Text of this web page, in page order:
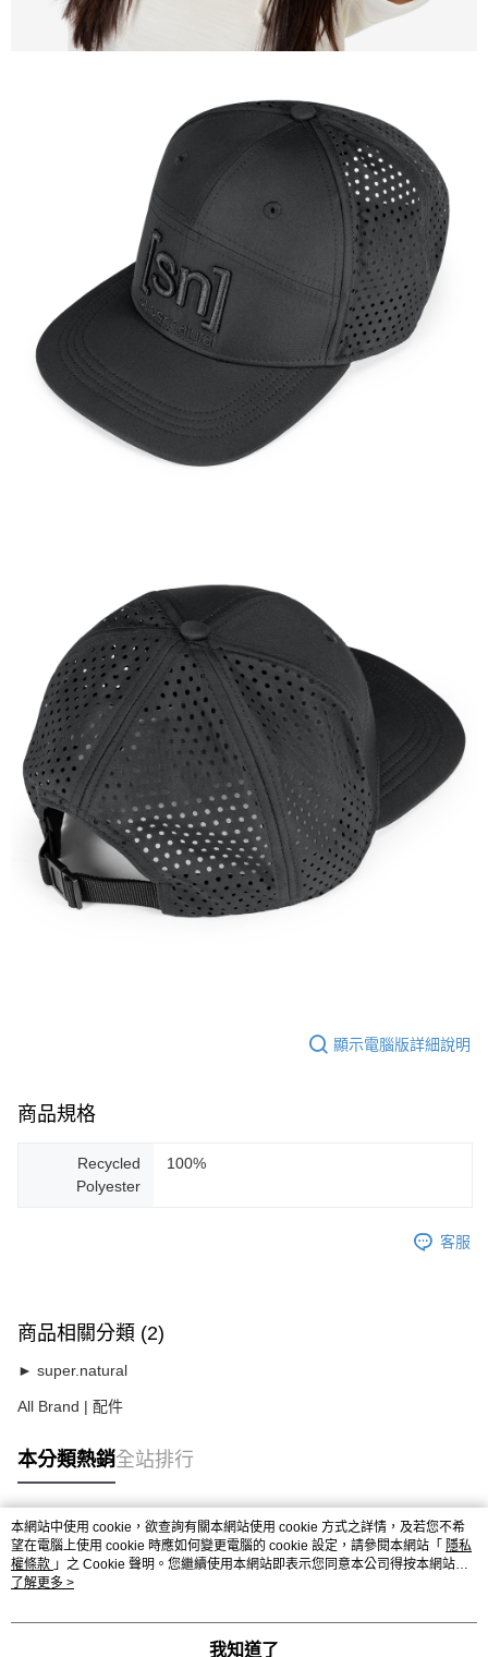
顯示電腦版詳細說明
商品規格
Recycled
Polyester
100%
客服
商品相關分類 (2)
► super.natural
All Brand | 配件
本分類熱銷全站排行
熱門標籤
本網站中使用 cookie，欲查詢有關本網站使用 cookie 方式之詳情，及若您不希
望在電腦上使用 cookie 時應如何變更電腦的 cookie 設定，請參閱本網站「 隱私
權條款 」之 Cookie 聲明。您繼續使用本網站即表示您同意本公司得按本網站使
用條款之 Cookie 聲明使用 cookie。
了解更多 >
我知道了